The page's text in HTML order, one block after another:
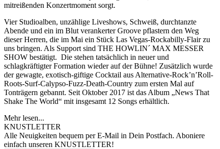
mitreißenden Konzertmoment sorgt.
Vier Studioalben, unzählige Liveshows, Schweiß, durchtanzte
Abende und ein im Blut verankerter Groove pflastern den Weg
dieser Herren, die im Mai ein Stück Las Vegas-Rockabilly-Flair zu
uns bringen. Als Support sind THE HOWLIN´ MAX MESSER
SHOW bestätigt. Die stehen tatsächlich in neuer und
schlagkräftigter Formation wieder auf der Bühne! Zusätzlich wurde
der gewagte, exotisch-giftige Cocktail aus Alternative-Rock’n’Roll-
Roots-Surf-Calypso-Fuzz-Death-Country zum ersten Mal auf
Tonträgern gebannt. Seit Oktober 2017 ist das Album „News That
Shake The World“ mit insgesamt 12 Songs erhältlich.
Mehr lesen...
KNUSTLETTER
Alle Neuigkeiten bequem per E-Mail in Dein Postfach. Aboniere
einfach unseren KNUSTLETTER!